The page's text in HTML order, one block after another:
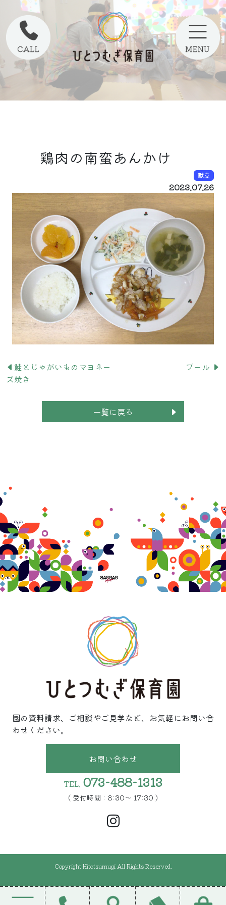
鶏肉の南蛮あんかけ
献立
2023.07.26
鮭とじゃがいものマヨネー
ズ焼き
プール
一覧に戻る
園の資料請求、ご相談やご見学など、お気軽にお問い合
わせください。
お問い合わせ
TEL. 073-488-1313
( 受付時間 : 8:30〜 17:30 )
Copyright Hitotsumugi All Rights Reserved.